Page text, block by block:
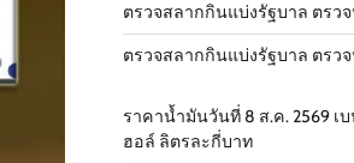
ตรวจสลากกินแบ่งรัฐบาล ตรว
ตรวจสลากกินแบ่งรัฐบาล ตรว
ราคาน้ำมันวันที่ 8 ส.ค. 2569
ฮอล์ ลิตรละกี่บาท